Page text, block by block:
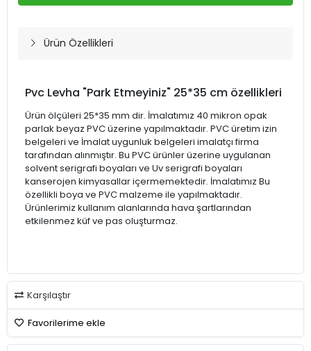
Ürün Özellikleri
Pvc Levha "Park Etmeyiniz" 25*35 cm özellikleri
Ürün ölçüleri 25*35 mm dir. İmalatımız 40 mikron opak
parlak beyaz PVC üzerine yapılmaktadır. PVC üretim izin
belgeleri ve İmalat uygunluk belgeleri imalatçı firma
tarafından alınmıştır. Bu PVC ürünler üzerine uygulanan
solvent serigrafi boyaları ve Uv serigrafi boyaları
kanserojen kimyasallar içermemektedir. İmalatımız Bu
özellikli boya ve PVC malzeme ile yapılmaktadır.
Ürünlerimiz kullanım alanlarında hava şartlarından
etkilenmez küf ve pas oluşturmaz.
Karşılaştır
Favorilerime ekle